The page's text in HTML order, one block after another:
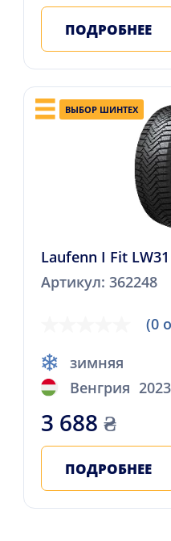
ПОДРОБНЕЕ
ВЫБОР ШИНТЕХ
Laufenn I Fit
Артикул: 362248
(0
зимняя
Венгрия 2023
3 688 ₴
ПОДРОБНЕЕ